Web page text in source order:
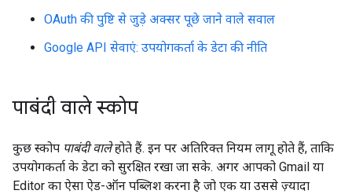
OAuth की पुष्टि से जुड़े अक्सर पूछे जाने वाले सवाल
Google API सेवाएं: उपयोगकर्ता के डेटा की नीति
पाबंदी वाले स्कोप
कुछ स्कोप पाबंदी वालेहोते हैं. इन पर अतिरिक्त नियम लागू होते हैं, ताकि
उपयोगकर्ता के डेटा को सुरक्षित रखा जा सके. अगर आपको Gmail या
Editor का ऐसा ऐड-ऑन पब्लिश करना है जो एक या उससे ज़्यादा